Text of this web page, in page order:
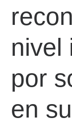
nivel
por
en